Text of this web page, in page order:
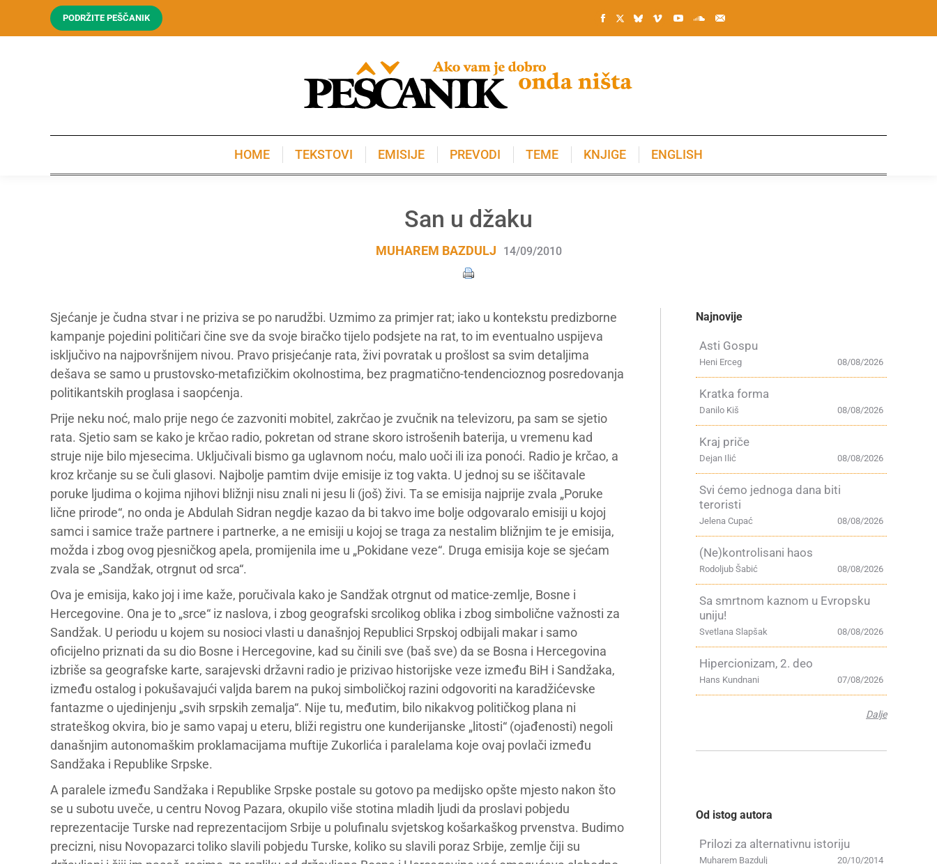
PODRŽITE PEŠČANIK
HOME TEKSTOVI EMISIJE PREVODI TEME KNJIGE ENGLISH
San u džaku
MUHAREM BAZDULJ 14/09/2010
Sjećanje je čudna stvar i ne priziva se po narudžbi. Uzmimo za primjer rat; iako u kontekstu predizborne
kampanje pojedini političari čine sve da svoje biračko tijelo podsjete na rat, to im eventualno uspijeva
isključivo na najpovršnijem nivou. Pravo prisjećanje rata, živi povratak u prošlost sa svim detaljima
dešava se samo u prustovsko-metafizičkim okolnostima, bez pragmatično-tendencioznog posredovanja
politikantskih proglasa i saopćenja.
Prije neku noć, malo prije nego će zazvoniti mobitel, zakrčao je zvučnik na televizoru, pa sam se sjetio
rata. Sjetio sam se kako je krčao radio, pokretan od strane skoro istrošenih baterija, u vremenu kad
struje nije bilo mjesecima. Uključivali bismo ga uglavnom noću, malo uoči ili iza ponoći. Radio je krčao, a
kroz krčanje su se čuli glasovi. Najbolje pamtim dvije emisije iz tog vakta. U jednoj su se iščitavale
poruke ljudima o kojima njihovi bližnji nisu znali ni jesu li (još) živi. Ta se emisija najprije zvala „Poruke
lične prirode“, no onda je Abdulah Sidran negdje kazao da bi takvo ime bolje odgovaralo emisiji u kojoj
samci i samice traže partnere i partnerke, a ne emisiji u kojoj se traga za nestalim bližnjim te je emisija,
možda i zbog ovog pjesničkog apela, promijenila ime u „Pokidane veze“. Druga emisija koje se sjećam
zvala se „Sandžak, otrgnut od srca“.
Ova je emisija, kako joj i ime kaže, poručivala kako je Sandžak otrgnut od matice-zemlje, Bosne i
Hercegovine. Ona je to „srce“ iz naslova, i zbog geografski srcolikog oblika i zbog simbolične važnosti za
Sandžak. U periodu u kojem su nosioci vlasti u današnjoj Republici Srpskoj odbijali makar i samo
oficijelno priznati da su dio Bosne i Hercegovine, kad su činili sve (baš sve) da se Bosna i Hercegovina
izbriše sa geografske karte, sarajevski državni radio je prizivao historijske veze između BiH i Sandžaka,
između ostalog i pokušavajući valjda barem na pukoj simboličkoj razini odgovoriti na karadžićevske
fantazme o ujedinjenju „svih srpskih zemalja“. Nije tu, međutim, bilo nikakvog političkog plana ni
strateškog okvira, bio je samo vapaj u eteru, bliži registru one kunderijanske „litosti“ (ojađenosti) negoli
današnjim autonomaškim proklamacijama muftije Zukorlića i paralelama koje ovaj povlači između
Sandžaka i Republike Srpske.
A paralele između Sandžaka i Republike Srpske postale su gotovo pa medijsko opšte mjesto nakon što
se u subotu uveče, u centru Novog Pazara, okupilo više stotina mladih ljudi da proslavi pobjedu
reprezentacije Turske nad reprezentacijom Srbije u polufinalu svjetskog košarkaškog prvenstva. Budimo
precizni, nisu Novopazarci toliko slavili pobjedu Turske, koliko su slavili poraz Srbije, zemlje čiji su
Najnovije
Asti Gospu
08/08/2026
Heni Erceg
Kratka forma
08/08/2026
Danilo Kiš
Kraj priče
08/08/2026
Dejan Ilić
Svi ćemo jednoga dana biti
teroristi
08/08/2026
Jelena Cupać
(Ne)kontrolisani haos
08/08/2026
Rodoljub Šabić
Sa smrtnom kaznom u Evropsku
uniju!
08/08/2026
Svetlana Slapšak
Hipercionizam, 2. deo
07/08/2026
Hans Kundnani
Dalje
Od istog autora
Prilozi za alternativnu istoriju
20/10/2014
Muharem Bazdulj
KNJIGE ENGLISH